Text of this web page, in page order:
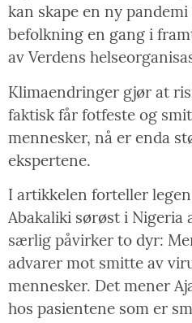
kan skape en ny
befolkning en gang i
av Verdens
Klimaendringer gjør at
faktisk får fotfeste og
mennesker, nå er enda
ekspertene.
I artikkelen forteller
Abakaliki sørøst i Nigeria
særlig påvirker to dyr:
advarer mot smitte av
mennesker. Det mener
hos pasientene som er